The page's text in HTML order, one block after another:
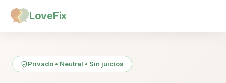
LoveFix
Privado • Neutral • Sin juicios